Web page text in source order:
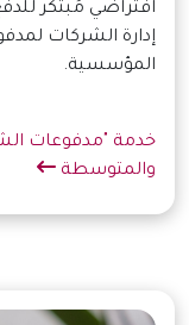
افتراضي مُبتكر
إدارة الشركات
المؤسسية.
والمتوسطة